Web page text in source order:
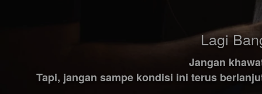
Lagi
Jangan
Tapi, jangan sampe kondisi ini terus